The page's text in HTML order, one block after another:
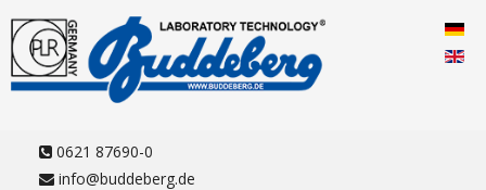
0621 87690-0
info@buddeberg.de